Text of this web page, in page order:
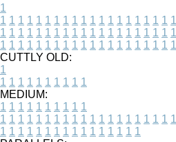
1
1 1 1 1 1 1 1 1 1 1 1 1 1 1 1 1 1 1 1 1
1 1 1 1 1 1 1 1 1 1 1 1 1 1 1 1 1 1 1 1
1 1 1 1 1 1 1 1 1 1 1 1 1 1 1 1 1 1 1 1
CUTTLY OLD:
1
1 1 1 1 1 1 1 1 1 1
MEDIUM:
1 1 1 1 1 1 1 1 1 1
1 1 1 1 1 1 1 1 1 1 1 1 1 1 1 1 1 1 1 1
1 1 1 1 1 1 1 1 1 1 1 1 1 1 1 1